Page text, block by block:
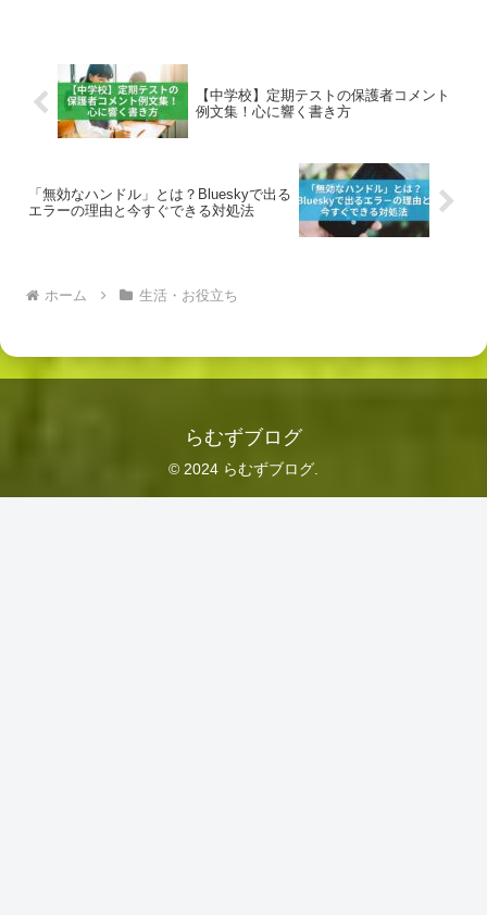
【中学校】定期テストの保護者コメント
例文集！心に響く書き方
「無効なハンドル」とは？Blueskyで出る
エラーの理由と今すぐできる対処法
ホーム 生活・お役立ち
らむずブログ
© 2024 らむずブログ.